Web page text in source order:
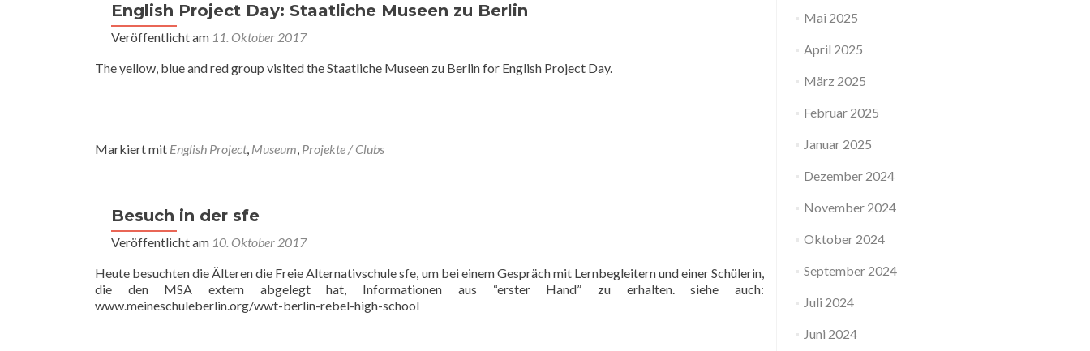
English Project Day: Staatliche Museen zu Berlin
Veröffentlicht am 11. Oktober 2017
The yellow, blue and red group visited the Staatliche Museen zu Berlin for English Project Day.
Markiert mit English Project, Museum, Projekte / Clubs
Besuch in der sfe
Veröffentlicht am 10. Oktober 2017
Heute besuchten die Älteren die Freie Alternativschule sfe, um bei einem Gespräch mit Lernbegleitern und einer Schülerin,
die den MSA extern abgelegt hat, Informationen aus “erster Hand” zu erhalten. siehe auch:
www.meineschuleberlin.org/wwt-berlin-rebel-high-school
Mai 2025
April 2025
März 2025
Februar 2025
Januar 2025
Dezember 2024
November 2024
Oktober 2024
September 2024
Juli 2024
Juni 2024